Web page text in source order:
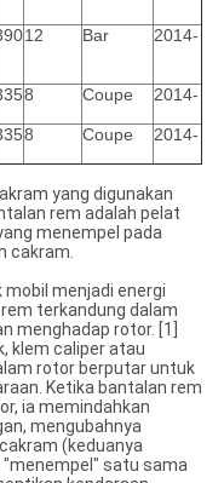
12 Bar 2014-
8 Coupe 2014-
8 Coupe 2014-
yang digunakan
rem adalah pelat
menempel pada
cakram.
menjadi energi
terkandung dalam
menghadap rotor. [1]
klem caliper atau
rotor berputar untuk
Ketika bantalan rem
ia memindahkan
mengubahnya
(keduanya
"menempel" satu sama